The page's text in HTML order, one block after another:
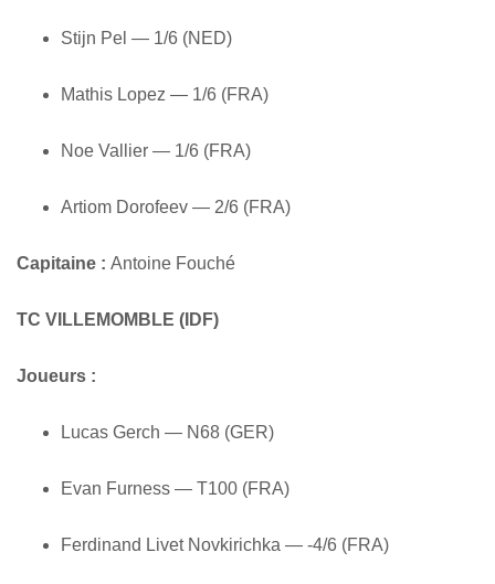
Stijn Pel — 1/6 (NED)
Mathis Lopez — 1/6 (FRA)
Noe Vallier — 1/6 (FRA)
Artiom Dorofeev — 2/6 (FRA)
Capitaine : Antoine Fouché
TC VILLEMOMBLE (IDF)
Joueurs :
Lucas Gerch — N68 (GER)
Evan Furness — T100 (FRA)
Ferdinand Livet Novkirichka — -4/6 (FRA)